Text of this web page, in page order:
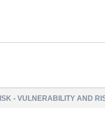
- VULNERABILITY AND